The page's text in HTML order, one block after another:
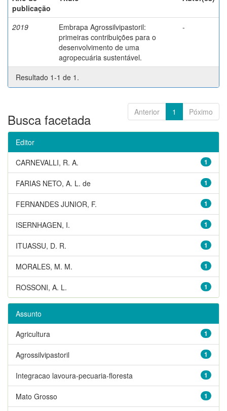
publicação
2019
Embrapa Agrossilvipastoril:
primeiras contribuições para o
desenvolvimento de uma
agropecuária sustentável.
-
Resultado 1-1 de 1.
Anterior 1 Póximo
Busca facetada
Editor
1
CARNEVALLI, R. A.
1
FARIAS NETO, A. L. de
1
FERNANDES JUNIOR, F.
1
ISERNHAGEN, I.
1
ITUASSU, D. R.
1
MORALES, M. M.
1
ROSSONI, A. L.
Assunto
1
Agricultura
1
Agrossilvipastoril
1
Integracao lavoura-pecuaria-floresta
1
Mato Grosso